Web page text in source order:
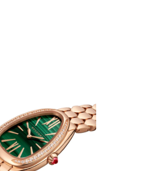
Revisitant l’icône
incontestée de Bvlgari
inédit, l’emblématique
en forme de goutte, plus
est rehaussée d’un
sensuel d’une extrême